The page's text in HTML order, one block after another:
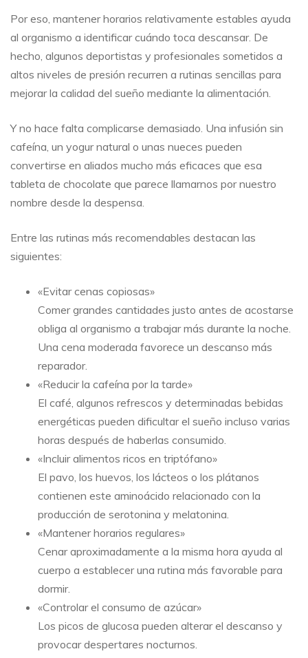
Por eso, mantener horarios relativamente estables ayuda
al organismo a identificar cuándo toca descansar. De
hecho, algunos deportistas y profesionales sometidos a
altos niveles de presión recurren a rutinas sencillas para
mejorar la calidad del sueño mediante la alimentación.
Y no hace falta complicarse demasiado. Una infusión sin
cafeína, un yogur natural o unas nueces pueden
convertirse en aliados mucho más eficaces que esa
tableta de chocolate que parece llamarnos por nuestro
nombre desde la despensa.
Entre las rutinas más recomendables destacan las
siguientes:
«Evitar cenas copiosas»
Comer grandes cantidades justo antes de acostarse
obliga al organismo a trabajar más durante la noche.
Una cena moderada favorece un descanso más
reparador.
«Reducir la cafeína por la tarde»
El café, algunos refrescos y determinadas bebidas
energéticas pueden dificultar el sueño incluso varias
horas después de haberlas consumido.
«Incluir alimentos ricos en triptófano»
El pavo, los huevos, los lácteos o los plátanos
contienen este aminoácido relacionado con la
producción de serotonina y melatonina.
«Mantener horarios regulares»
Cenar aproximadamente a la misma hora ayuda al
cuerpo a establecer una rutina más favorable para
dormir.
«Controlar el consumo de azúcar»
Los picos de glucosa pueden alterar el descanso y
provocar despertares nocturnos.